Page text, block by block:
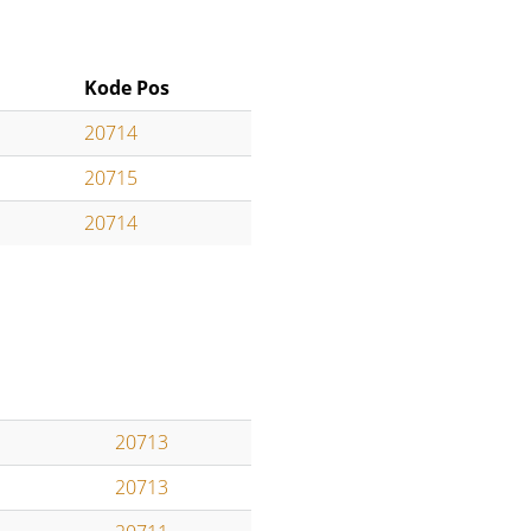
Kode Pos
20714
20715
20714
20713
20713